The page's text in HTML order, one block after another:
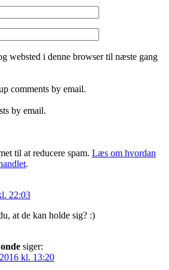
websted i denne browser til næste gang
comments by email.
by email.
til at reducere spam. Læs om hvordan
.
22:03
at de kan holde sig? :)
siger:
kl. 13:20